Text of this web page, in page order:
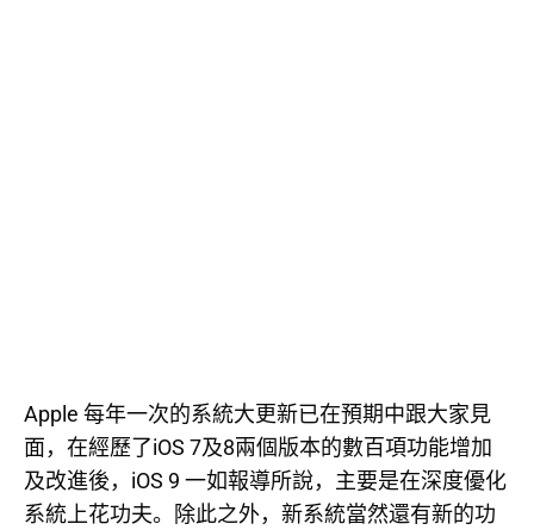
Apple 每年一次的系統大更新已在預期中跟大家見
面，在經歷了iOS 7及8兩個版本的數百項功能增加
及改進後， iOS 9 一如報導所說，主要是在深度優化
系統上花功夫。除此之外，新系統當然還有新的功